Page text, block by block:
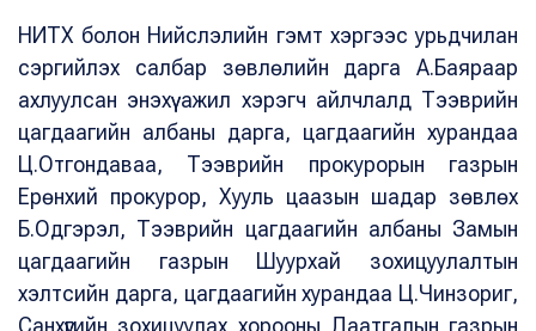
НИТХ болон Нийслэлийн гэмт хэргээс урьдчилан
сэргийлэх салбар зөвлөлийн дарга А.Баяраар
ахлуулсан энэхүү ажил хэрэгч айлчлалд Тээврийн
цагдаагийн албаны дарга, цагдаагийн хурандаа
Ц.Отгондаваа, Тээврийн прокурорын газрын
Ерөнхий прокурор, Хууль цаазын шадар зөвлөх
Б.Одгэрэл, Тээврийн цагдаагийн албаны Замын
цагдаагийн газрын Шуурхай зохицуулалтын
хэлтсийн дарга, цагдаагийн хурандаа Ц.Чинзориг,
Санхүүгийн зохицуулах хорооны Даатгалын газрын